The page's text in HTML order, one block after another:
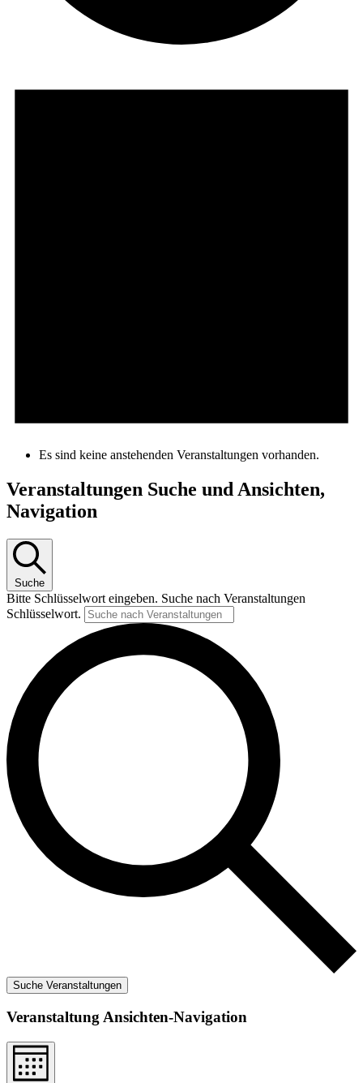
Es sind keine anstehenden Veranstaltungen vorhanden.
Veranstaltungen Suche und Ansichten,
Navigation
Suche
Bitte Schlüsselwort eingeben. Suche nach Veranstaltungen
Schlüsselwort.
Suche Veranstaltungen
Veranstaltung Ansichten-Navigation